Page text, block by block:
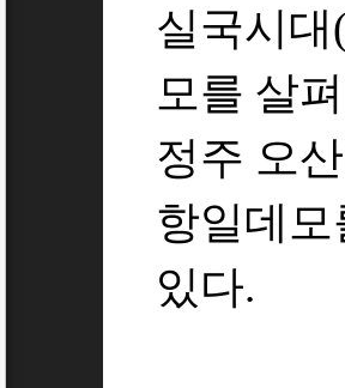
실국시대
모를 살
정주 오
항일데
있다.